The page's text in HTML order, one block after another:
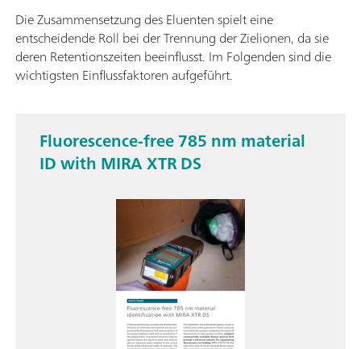
Die Zusammensetzung des Eluenten spielt eine
entscheidende Roll bei der Trennung der Zielionen, da sie
deren Retentionszeiten beeinflusst. Im Folgenden sind die
wichtigsten Einflussfaktoren aufgeführt.
Fluorescence-free 785 nm material
ID with MIRA XTR DS